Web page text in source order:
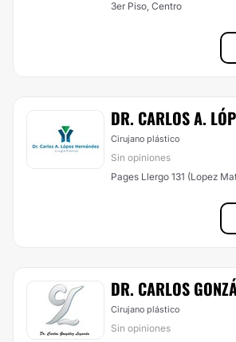
3er Piso, Centro
DR. CARLOS A.
Cirujano plástico
Sin opiniones
Pages Llergo 131 (Lopez
DR. CARLOS
Cirujano plástico
Sin opiniones